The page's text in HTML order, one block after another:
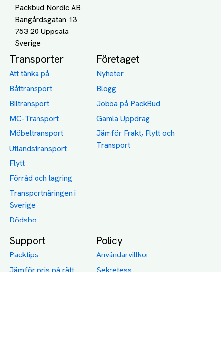
Packbud Nordic AB
Bangårdsgatan 13
753 20 Uppsala
Transporter
Att tänka på
Båttransport
Biltransport
MC-Transport
Möbeltransport
Utlandstransport
Flytt
Förråd och lagring
Transportnäringen i
Sverige
Dödsbo
Företaget
Nyheter
Blogg
Jobba på PackBud
Gamla Uppdrag
Jämför Frakt, Flytt och
Transport
Support
Packtips
Jämför pris på rätt
Policy
Användarvillkor
Sekretess